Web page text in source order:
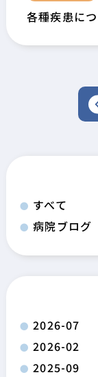
各種疾患に
すべて
病院ブログ
2026-07
2026-02
2025-09